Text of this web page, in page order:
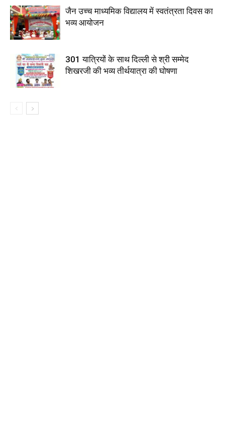
जैन उच्च माध्यमिक विद्यालय में स्वतंत्रता दिवस का
भव्य आयोजन
301 यात्रियों के साथ दिल्ली से श्री सम्मेद
शिखरजी की भव्य तीर्थयात्रा की घोषणा